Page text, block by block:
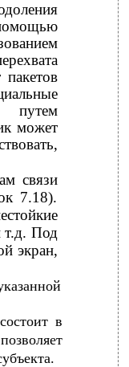
путем
может
связи
7.18).
т.д. Под
экран,
в